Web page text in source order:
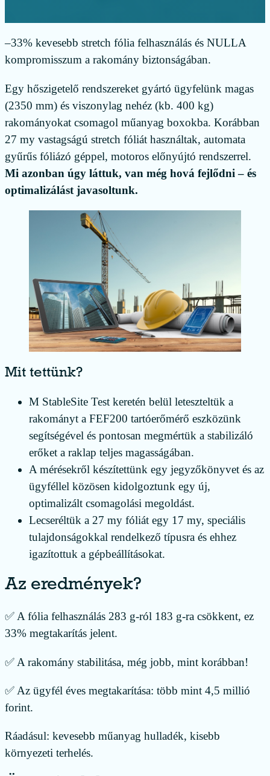
–33% kevesebb stretch fólia felhasználás és NULLA
kompromisszum a rakomány biztonságában.
Egy hőszigetelő rendszereket gyártó ügyfelünk magas
(2350 mm) és viszonylag nehéz (kb. 400 kg)
rakományokat csomagol műanyag boxokba. Korábban
27 my vastagságú stretch fóliát használtak, automata
gyűrűs fóliázó géppel, motoros előnyújtó rendszerrel.
Mi azonban úgy láttuk, van még hová fejlődni – és
optimalizálást javasoltunk.
Mit tettünk?
M StableSite Test keretén belül leteszteltük a
rakományt a FEF200 tartóerőmérő eszközünk
segítségével és pontosan megmértük a stabilizáló
erőket a raklap teljes magasságában.
A mérésekről készítettünk egy jegyzőkönyvet és az
ügyféllel közösen kidolgoztunk egy új,
optimalizált csomagolási megoldást.
Lecseréltük a 27 my fóliát egy 17 my, speciális
tulajdonságokkal rendelkező típusra és ehhez
igazítottuk a gépbeállításokat.
Az eredmények?
✅ A fólia felhasználás 283 g-ról 183 g-ra csökkent, ez
33% megtakarítás jelent.
✅ A rakomány stabilitása, még jobb, mint korábban!
✅ Az ügyfél éves megtakarítása: több mint 4,5 millió
forint.
Ráadásul: kevesebb műanyag hulladék, kisebb
környezeti terhelés.